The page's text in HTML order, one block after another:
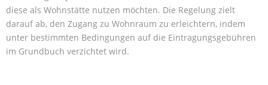
diese als Wohnstätte nutzen möchten. Die Regelung zielt
darauf ab, den Zugang zu Wohnraum zu erleichtern, indem
unter bestimmten Bedingungen auf die Eintragungsgebühren
im Grundbuch verzichtet wird.